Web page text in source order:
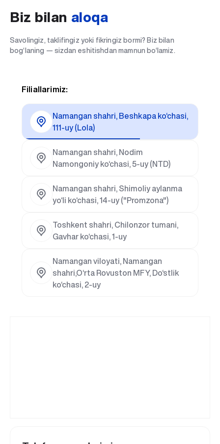
Biz bilan aloqa
Savolingiz, taklifingiz yoki fikringiz bormi? Biz bilan
bog‘laning — sizdan eshitishdan mamnun bo‘lamiz.
Filiallarimiz:
Namangan shahri, Beshkapa ko‘chasi,
111-uy (Lola)
Namangan shahri, Nodim
Namongoniy ko‘chasi, 5-uy (NTD)
Namangan shahri, Shimoliy aylanma
yo‘li ko‘chasi, 14-uy ("Promzona")
Toshkent shahri, Chilonzor tumani,
Gavhar ko‘chasi, 1-uy
Namangan viloyati, Namangan
shahri,O‘rta Rovuston MFY, Do‘stlik
ko‘chasi, 2-uy